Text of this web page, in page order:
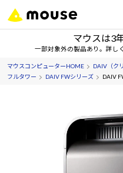
マウスは3
一部対象外の製品あり。詳し
マウスコンピューターHOME DAIV（ク
フルタワー
DAIV FWシリーズ DAIV